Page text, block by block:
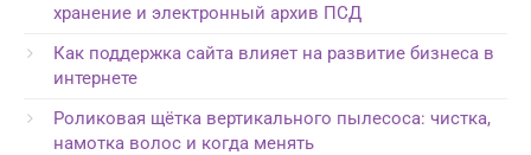
хранение и электронный архив ПСД
Как поддержка сайта влияет на развитие бизнеса в
интернете
Роликовая щётка вертикального пылесоса: чистка,
намотка волос и когда менять